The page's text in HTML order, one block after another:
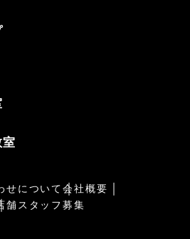
せについて会社概要
舗スタッフ募集